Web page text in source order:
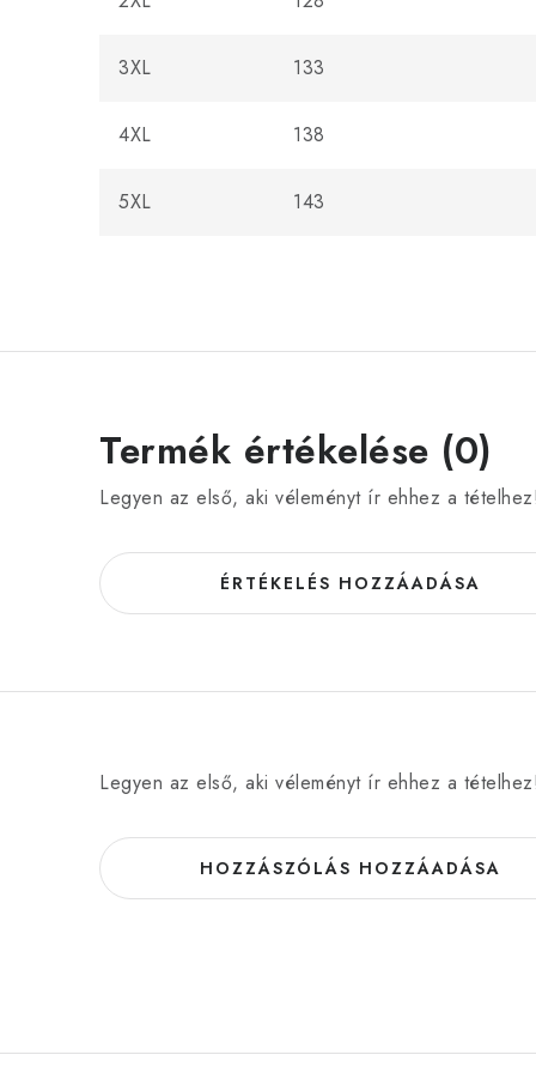
3XL 133
4XL 138
5XL 143
Termék értékelése (0)
Legyen az első, aki véleményt ír ehhez a
ÉRTÉKELÉS HOZZÁADÁSA
Legyen az első, aki véleményt ír ehhez a
HOZZÁSZÓLÁS HOZZÁADÁSA